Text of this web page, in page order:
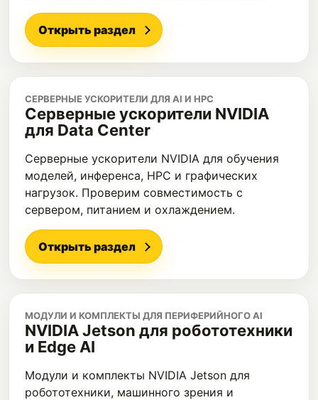
Открыть раздел
СЕРВЕРНЫЕ УСКОРИТЕЛИ ДЛЯ AI И HPC
Серверные ускорители NVIDIA
для Data Center
Серверные ускорители NVIDIA для обучения
моделей, инференса, HPC и графических
нагрузок. Проверим совместимость с
сервером, питанием и охлаждением.
Открыть раздел
МОДУЛИ И КОМПЛЕКТЫ ДЛЯ ПЕРИФЕРИЙНОГО AI
NVIDIA Jetson для робототехники
и Edge AI
Модули и комплекты NVIDIA Jetson для
робототехники, машинного зрения и